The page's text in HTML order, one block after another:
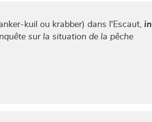
kuil ou krabber) dans l'Escaut,in
sur la situation de la pêche